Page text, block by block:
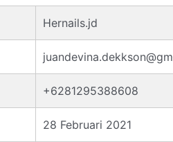
Hernails.jd
+6281295388608
28 Februari 2021